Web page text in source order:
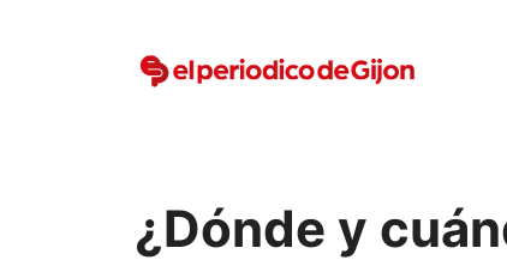
¿Dónde y